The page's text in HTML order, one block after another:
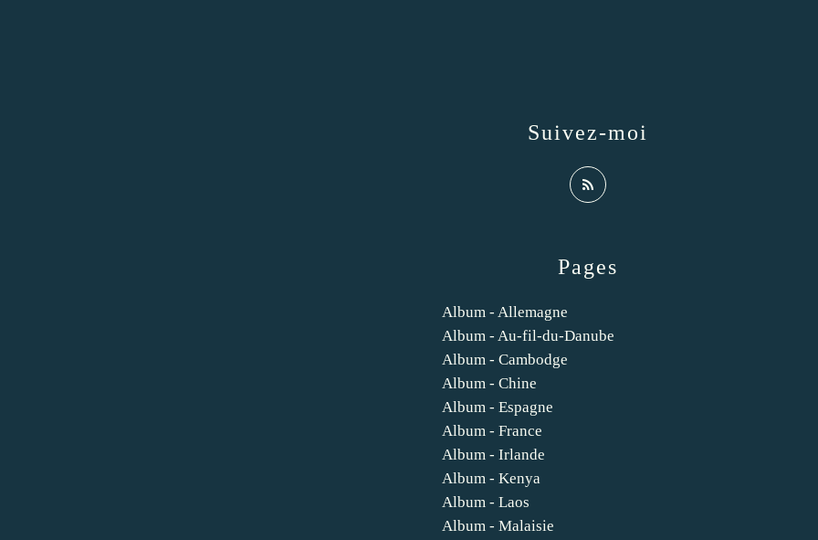
Pages
Album - Allemagne
Album - Au-fil-du-Danube
Album - Cambodge
Album - Chine
Album - Espagne
Album - France
Album - Irlande
Album - Kenya
Album - Laos
Album - Malaisie
Suivez-moi